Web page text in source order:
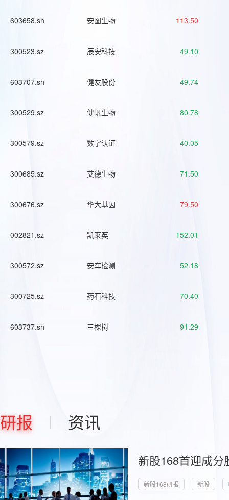
603658.sh 安图生物 113.50
300523.sz 辰安科技 49.10
603707.sh 健友股份 49.74
300529.sz 健帆生物 80.78
300579.sz 数字认证 40.05
300685.sz 艾德生物 71.50
300676.sz 华大基因 79.50
002821.sz 凯莱英 152.01
300572.sz 安车检测 52.18
300725.sz 药石科技 70.40
603737.sh 三棵树 91.29
研报 资讯
新股168首迎成
新股168研报 新股